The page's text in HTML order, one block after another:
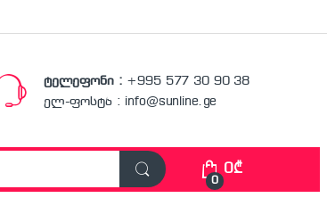
ტელეფონი : +995 577 30 90 38
ელ-ფოსტა : info@sunline.ge
0
0₾